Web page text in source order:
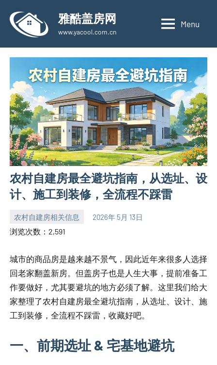
content
雅酷盖房网
www.yacool.com.cn
Menu
农村自建房最全避坑指南，从选址、设
计、施工到装修，全流程不踩雷
农村自建房相关信息 2026年 5月 13日
yacool
浏览次数：2,591
城市的商品房是越来越不景气，因此近年来很多人选择
回老家翻盖新房。但盖房子也是人生大事，提前准备工
作要做好，尤其要避坑的地方必须了解。这里我们给大
家整理了农村自建房最全避坑指南，从选址、设计、施
工到装修，全流程不踩雷，收藏好吧。
一、前期选址 & 宅基地避坑